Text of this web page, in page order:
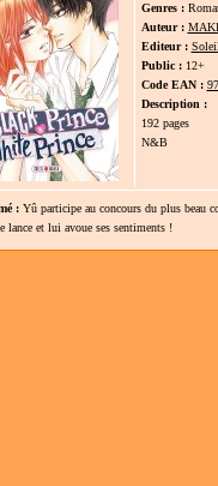
Genres :
Auteur :
Editeur : Soleil
Public :12+
Code EAN :
Description :
192 pages
N&B
: Yû participe au concours du plus beau
lance et lui avoue ses sentiments !